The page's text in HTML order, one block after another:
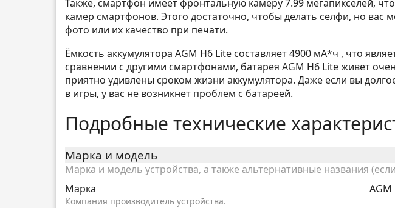
Также, смартфон имеет фронтальную камеру 7.99 мегапикселей,
камер смартфонов. Этого достаточно, чтобы делать селфи, но вас
фото или их качество при печати.
Ёмкость аккумулятора AGM H6 Lite составляет 4900 мА*ч , что
сравнении с другими смартфонами, батарея AGM H6 Lite живет
приятно удивлены сроком жизни аккумулятора. Даже если вы
в игры, у вас не возникнет проблем с батареей.
Подробные технические
Марка и модель
Марка и модель устройства, а также альтернативные названия
Марка
Компания производитель устройства.
AGM